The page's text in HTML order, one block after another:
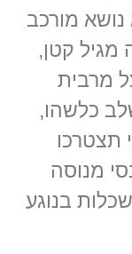
מורכב
מגיל קטן,
מרבית
כלשהו,
תצטרכו
מנוסה
בנוגע